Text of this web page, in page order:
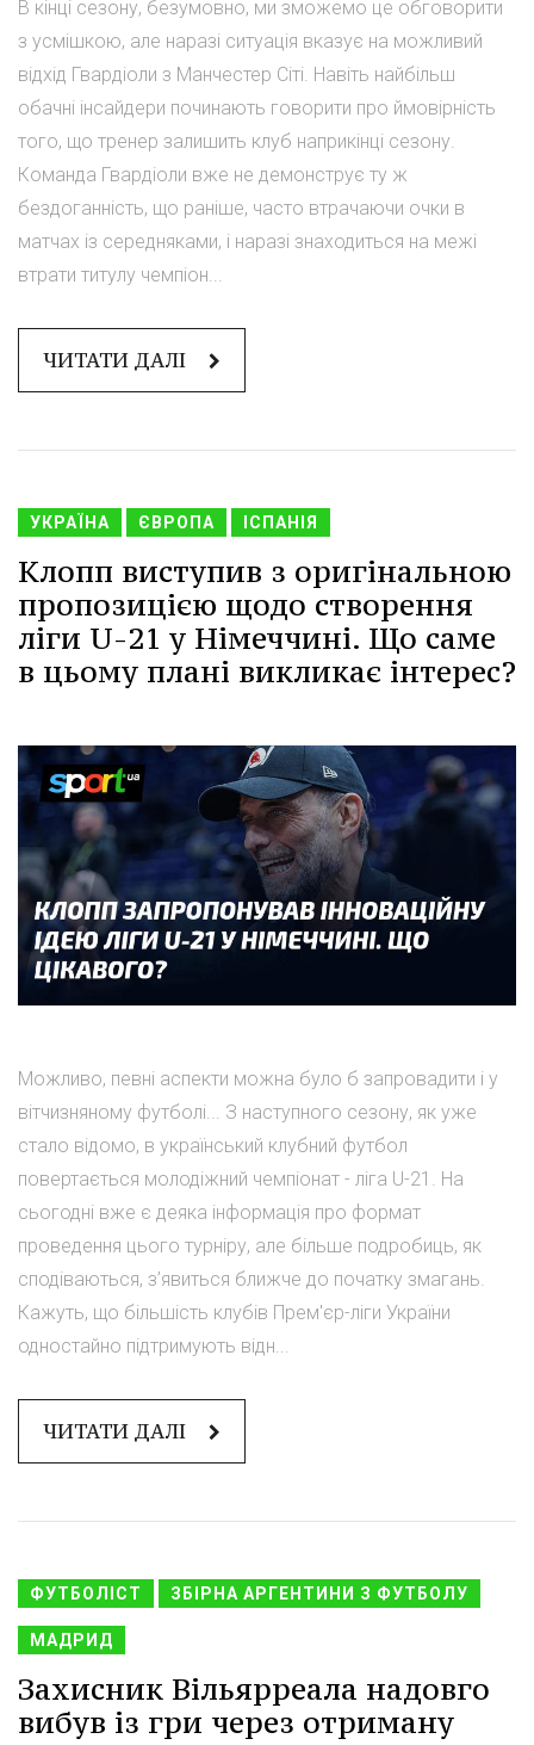
В кінці сезону, безумовно, ми зможемо це обговорити
з усмішкою, але наразі ситуація вказує на можливий
відхід Гвардіоли з Манчестер Сіті. Навіть найбільш
обачні інсайдери починають говорити про ймовірність
того, що тренер залишить клуб наприкінці сезону.
Команда Гвардіоли вже не демонструє ту ж
бездоганність, що раніше, часто втрачаючи очки в
матчах із середняками, і наразі знаходиться на межі
втрати титулу чемпіон...
ЧИТАТИ ДАЛІ
УКРАЇНА ЄВРОПА ІСПАНІЯ
Клопп виступив з оригінальною
пропозицією щодо створення
ліги U-21 у Німеччині. Що саме
в цьому плані викликає інтерес?
Можливо, певні аспекти можна було б запровадити і у
вітчизняному футболі... З наступного сезону, як уже
стало відомо, в український клубний футбол
повертається молодіжний чемпіонат - ліга U-21. На
сьогодні вже є деяка інформація про формат
проведення цього турніру, але більше подробиць, як
сподіваються, з’явиться ближче до початку змагань.
Кажуть, що більшість клубів Прем'єр-ліги України
одностайно підтримують відн...
ЧИТАТИ ДАЛІ
ФУТБОЛІСТ ЗБІРНА АРГЕНТИНИ З ФУТБОЛУ
МАДРИД
Захисник Вільярреала надовго
вибув із гри через отриману